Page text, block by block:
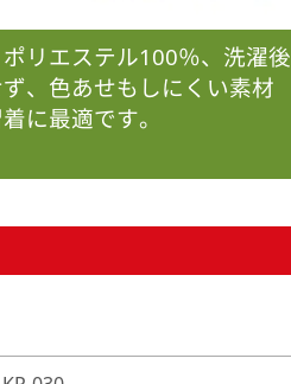
リエステル100％、洗濯後
、色あせもしにくい素材
に最適です。